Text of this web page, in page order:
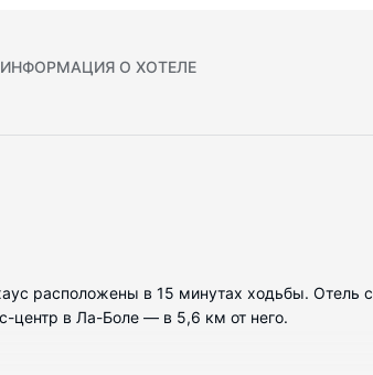
ИНФОРМАЦИЯ О ХОТЕЛЕ
расположены в 15 минутах ходьбы. Отель с
центр в Ла-Боле — в 5,6 км от него.